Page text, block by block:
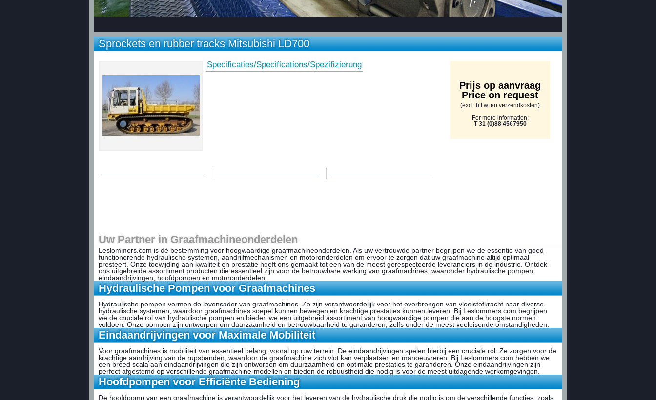
Sprockets en rubber tracks Mitsubishi LD700
Specificaties/Specifications/Spezifizierung
Prijs op aanvraag
Price on request
(excl. b.t.w. en verzendkosten)
For more information:
T 31 (0)88 4567950
Uw Partner in Graafmachineonderdelen
Leslommers.com is dé bestemming voor hoogwaardige graafmachineonderdelen. Als uw vertrouwde partner begrijpen we de essentie van goed
functionerende hydraulische systemen, aandrijfmechanismen en motoronderdelen om ervoor te zorgen dat uw graafmachine altijd optimaal
presteert. Onze toewijding aan kwaliteit en prestatie heeft ons gemaakt tot een van de meest gerespecteerde leveranciers in de industrie. Ontdek
ons uitgebreide assortiment producten die essentieel zijn voor de betrouwbare werking van graafmachines, waaronder hydraulische pompen,
eindaandrijvingen, hoofdpompen en motoronderdelen.
Hydraulische Pompen voor Graafmachines
Hydraulische pompen vormen de levensader van graafmachines. Ze zijn verantwoordelijk voor het overbrengen van vloeistofkracht naar diverse
hydraulische systemen, waardoor graafmachines soepel kunnen bewegen en krachtige prestaties kunnen leveren. Bij Leslommers.com begrijpen
we de cruciale rol van hydraulische pompen en bieden we een uitgebreid assortiment van hoogwaardige pompen die aan de hoogste normen
voldoen. Onze pompen zijn ontworpen om duurzaamheid en betrouwbaarheid te garanderen, zelfs onder de meest veeleisende omstandigheden.
Eindaandrijvingen voor Maximale Mobiliteit
Voor graafmachines is mobiliteit van essentieel belang, vooral op ruw terrein. De eindaandrijvingen spelen hierbij een cruciale rol. Ze zorgen voor de
krachtige aandrijving van de rupsbanden, waardoor de graafmachine zich vlot kan verplaatsen en manoeuvreren. Bij Leslommers.com hebben we
een breed scala aan eindaandrijvingen die zijn ontworpen om duurzaamheid en optimale prestaties te garanderen. Onze eindaandrijvingen zijn
perfect afgestemd op verschillende graafmachine-modellen en bieden de robuustheid die nodig is voor de meest uitdagende werkomgevingen.
Hoofdpompen voor Efficiënte Bediening
De hoofdpomp van een graafmachine is verantwoordelijk voor het leveren van de hydraulische druk die nodig is om de verschillende functies, zoals